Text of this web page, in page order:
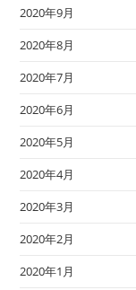
2020年9月
2020年8月
2020年7月
2020年6月
2020年5月
2020年4月
2020年3月
2020年2月
2020年1月